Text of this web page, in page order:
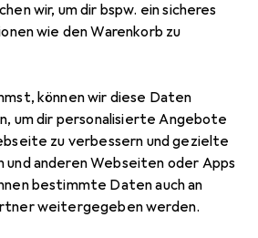
wir, um dir bspw. ein sicheres
wie den Warenkorb zu
können wir diese Daten
um dir personalisierte Angebote
zu verbessern und gezielte
und anderen Webseiten oder Apps
bestimmte Daten auch an
weitergegeben werden.
Torwarthose
Marke
Mehr von Uhlsport